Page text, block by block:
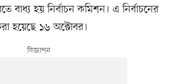
বাধ্য হয় নির্বাচন কমিশন। এ নির্বাচনের
হয়েছে ১৬ অক্টোবর।